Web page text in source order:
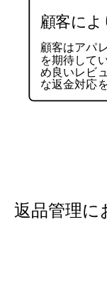
顧客に
顧客はアパ
を期待して
め良いレビ
な返金対応
返品管理に